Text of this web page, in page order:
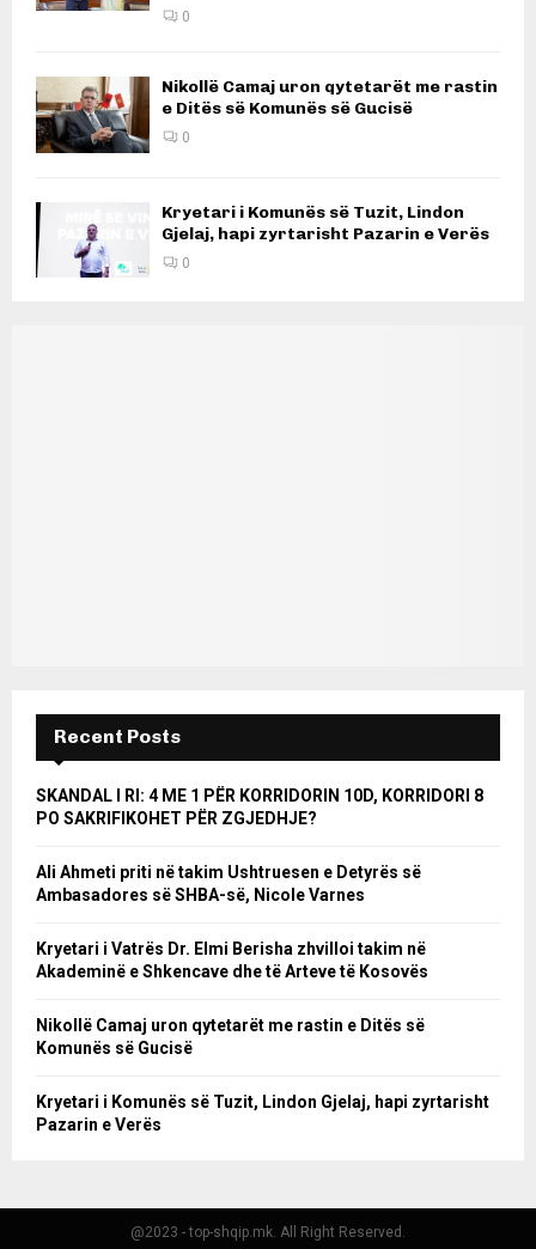
0
Nikollë Camaj uron qytetarët me rastin
e Ditës së Komunës së Gucisë
0
Kryetari i Komunës së Tuzit, Lindon
Gjelaj, hapi zyrtarisht Pazarin e Verës
0
Recent Posts
SKANDAL I RI: 4 ME 1 PËR KORRIDORIN 10D, KORRIDORI 8
PO SAKRIFIKOHET PËR ZGJEDHJE?
Ali Ahmeti priti në takim Ushtruesen e Detyrës së
Ambasadores së SHBA-së, Nicole Varnes
Kryetari i Vatrës Dr. Elmi Berisha zhvilloi takim në
Akademinë e Shkencave dhe të Arteve të Kosovës
Nikollë Camaj uron qytetarët me rastin e Ditës së
Komunës së Gucisë
Kryetari i Komunës së Tuzit, Lindon Gjelaj, hapi zyrtarisht
Pazarin e Verës
@2023 - top-shqip.mk. All Right Reserved.